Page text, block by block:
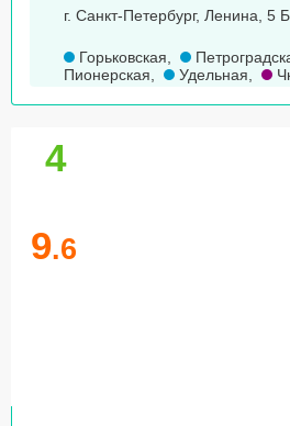
г. Санкт-Петербург, Ленина, 5 Б
Горьковская,
Пионерская, Удельная,
4
9.6